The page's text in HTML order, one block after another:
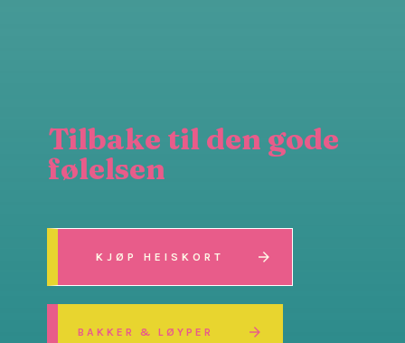
Tilbake til den gode
følelsen
KJØP HEISKORT
BAKKER & LØYPER